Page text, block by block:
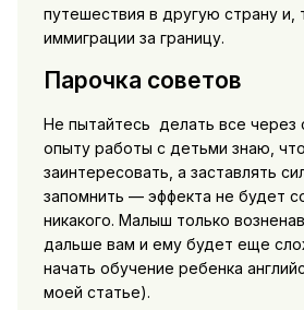
путешествия в другую страну и,
иммиграции за границу.
Парочка советов
Не пытайтесь делать все через
опыту работы с детьми знаю,
заинтересовать, а заставлять
запомнить — эффекта не будет
никакого. Малыш только
дальше вам и ему будет еще
начать обучение ребенка
моей статье).